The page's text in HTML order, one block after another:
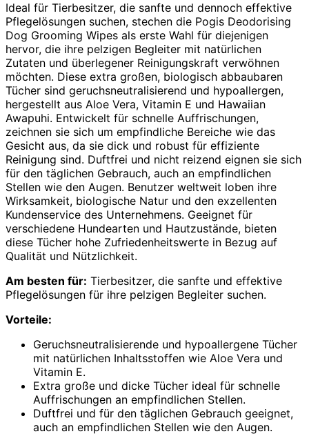
Ideal für Tierbesitzer, die sanfte und dennoch effektive
Pflegelösungen suchen, stechen die Pogis Deodorising
Dog Grooming Wipes als erste Wahl für diejenigen
hervor, die ihre pelzigen Begleiter mit natürlichen
Zutaten und überlegener Reinigungskraft verwöhnen
möchten. Diese extra großen, biologisch abbaubaren
Tücher sind geruchsneutralisierend und hypoallergen,
hergestellt aus Aloe Vera, Vitamin E und Hawaiian
Awapuhi. Entwickelt für schnelle Auffrischungen,
zeichnen sie sich um empfindliche Bereiche wie das
Gesicht aus, da sie dick und robust für effiziente
Reinigung sind. Duftfrei und nicht reizend eignen sie sich
für den täglichen Gebrauch, auch an empfindlichen
Stellen wie den Augen. Benutzer weltweit loben ihre
Wirksamkeit, biologische Natur und den exzellenten
Kundenservice des Unternehmens. Geeignet für
verschiedene Hundearten und Hautzustände, bieten
diese Tücher hohe Zufriedenheitswerte in Bezug auf
Qualität und Nützlichkeit.
Am besten für: Tierbesitzer, die sanfte und effektive
Pflegelösungen für ihre pelzigen Begleiter suchen.
Vorteile:
Geruchsneutralisierende und hypoallergene Tücher
mit natürlichen Inhaltsstoffen wie Aloe Vera und
Vitamin E.
Extra große und dicke Tücher ideal für schnelle
Auffrischungen an empfindlichen Stellen.
Duftfrei und für den täglichen Gebrauch geeignet,
auch an empfindlichen Stellen wie den Augen.